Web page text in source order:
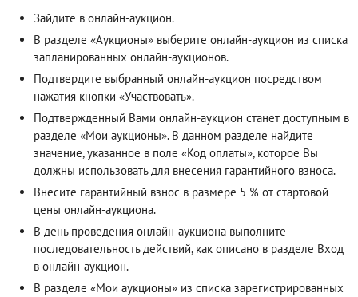
Зайдите в онлайн-аукцион.
В разделе «Аукционы» выберите онлайн-аукцион из списка
запланированных онлайн-аукционов.
Подтвердите выбранный онлайн-аукцион посредством
нажатия кнопки «Участвовать».
Подтвержденный Вами онлайн-аукцион станет доступным в
разделе «Мои аукционы». В данном разделе найдите
значение, указанное в поле «Код оплаты», которое Вы
должны использовать для внесения гарантийного взноса.
Внесите гарантийный взнос в размере 5 % от стартовой
цены онлайн-аукциона.
В день проведения онлайн-аукциона выполните
последовательность действий, как описано в разделе Вход
в онлайн-аукцион.
В разделе «Мои аукционы» из списка зарегистрированных